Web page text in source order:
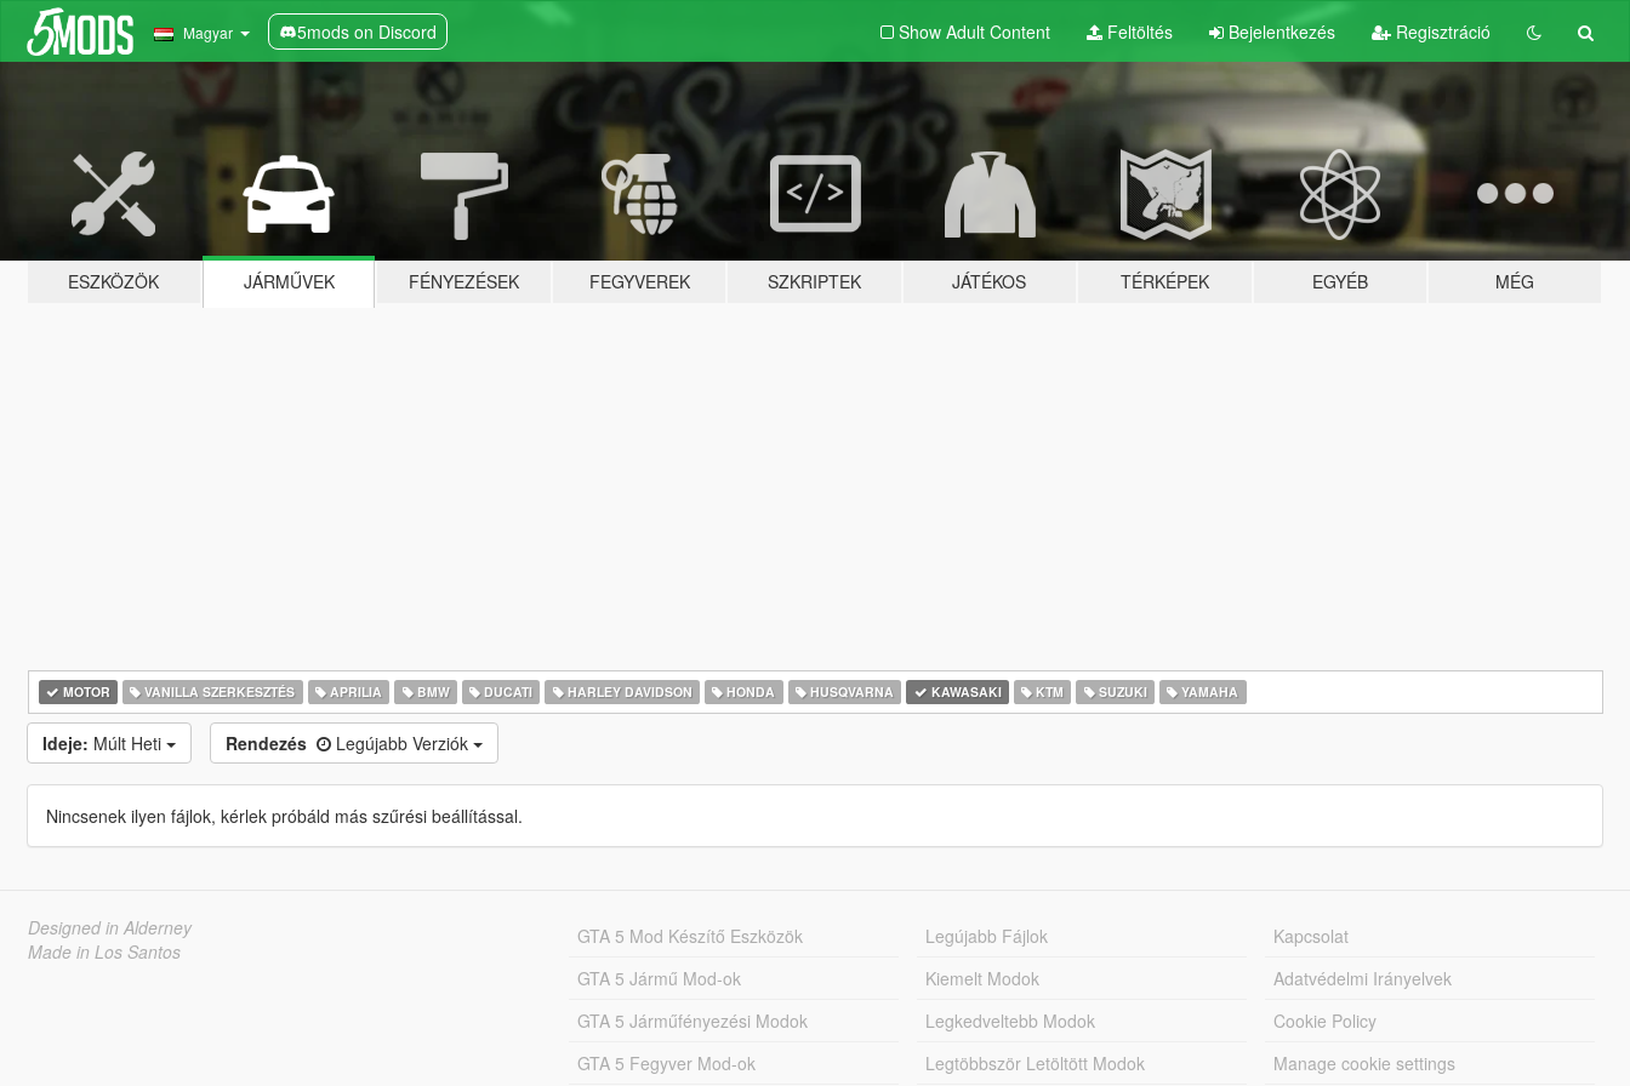
Magyar 5mods on Discord Show Adult Content Feltöltés Bejelentkezés Regisztráció
ESZKÖZÖK JÁRMŰVEK FÉNYEZÉSEK FEGYVEREK SZKRIPTEK JÁTÉKOS TÉRKÉPEK EGYÉB MÉG
MOTOR VANILLA SZERKESZTÉS APRILIA BMW DUCATI HARLEY DAVIDSON HONDA HUSQVARNA KAWASAKI KTM SUZUKI YAMAHA
Ideje: Múlt Heti Rendezés Legújabb Verziók
Nincsenek ilyen fájlok, kérlek próbáld más szűrési beállítással.
Designed in Alderney
Made in Los Santos
GTA 5 Mod Készítő Eszközök
GTA 5 Jármű Mod-ok
GTA 5 Járműfényezési Modok
GTA 5 Fegyver Mod-ok
Legújabb Fájlok
Kiemelt Modok
Legkedveltebb Modok
Legtöbbször Letöltött Modok
Kapcsolat
Adatvédelmi Irányelvek
Cookie Policy
Manage cookie settings